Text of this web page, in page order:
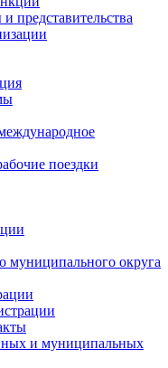
представительства
поездки
муниципального округа
и муниципальных